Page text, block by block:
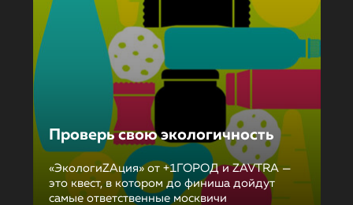
Проверь свою экологичность
«ЭкологиZAция» от +1ГОРОД и ZAVTRA —
это квест, в котором до финиша дойдут
самые ответственные москвичи